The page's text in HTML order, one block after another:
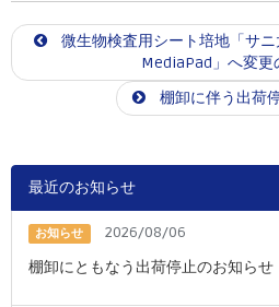
微生物検査用シート培地「サ
MediaPad」へ変更
棚卸に伴う出荷
最近のお知らせ
お知らせ
2026/08/06
棚卸にともなう出荷停止のお知らせ